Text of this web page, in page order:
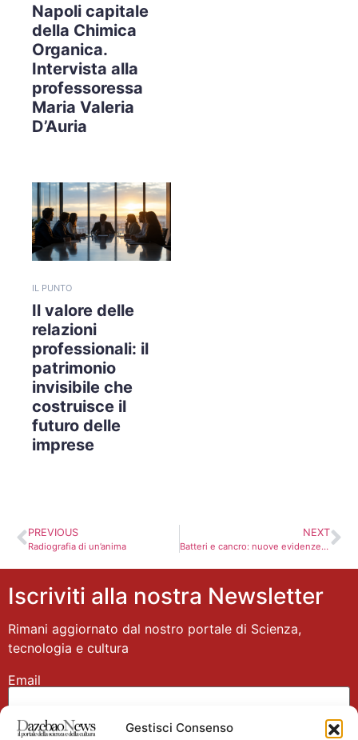
Gestisci Consenso
Napoli capitale
della Chimica
Organica.
Intervista alla
professoressa
Maria Valeria
D’Auria
IL PUNTO
Il valore delle
relazioni
professionali: il
patrimonio
invisibile che
costruisce il
futuro delle
imprese
PREVIOUS
Radiografia di un’anima
NEXT
Batteri e cancro: nuove evidenze scientifiche sul ruolo del microbioma nell’oncogenesi
Iscriviti alla nostra Newsletter
Rimani aggiornato dal nostro portale di Scienza,
tecnologia e cultura
Email